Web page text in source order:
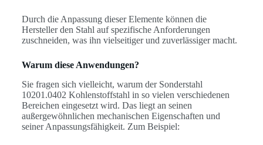
Durch die Anpassung dieser Elemente können die
Hersteller den Stahl auf spezifische Anforderungen
zuschneiden, was ihn vielseitiger und zuverlässiger macht.
Warum diese Anwendungen?
Sie fragen sich vielleicht, warum der Sonderstahl
10201.0402 Kohlenstoffstahl in so vielen verschiedenen
Bereichen eingesetzt wird. Das liegt an seinen
außergewöhnlichen mechanischen Eigenschaften und
seiner Anpassungsfähigkeit. Zum Beispiel: